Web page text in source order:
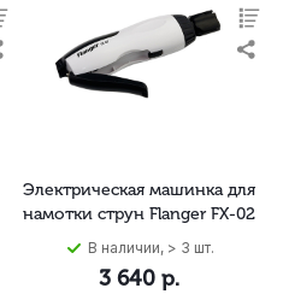
Электрическая машинка для
намотки струн Flanger FX-02
В наличии, > 3 шт.
3 640 р.